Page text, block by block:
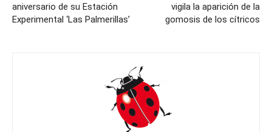
aniversario de su Estación
Experimental ‘Las Palmerillas’
vigila la aparición de la
gomosis de los cítricos